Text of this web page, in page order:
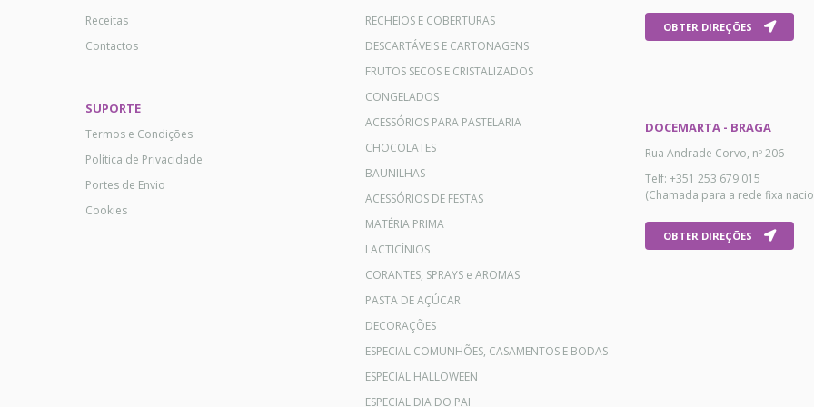
Receitas
Contactos
SUPORTE
Termos e Condições
Política de Privacidade
Portes de Envio
Cookies
RECHEIOS E COBERTURAS
DESCARTÁVEIS E CARTONAGENS
FRUTOS SECOS E CRISTALIZADOS
CONGELADOS
ACESSÓRIOS PARA PASTELARIA
CHOCOLATES
BAUNILHAS
ACESSÓRIOS DE FESTAS
MATÉRIA PRIMA
LACTICÍNIOS
CORANTES, SPRAYS e AROMAS
PASTA DE AÇÚCAR
DECORAÇÕES
ESPECIAL COMUNHÕES, CASAMENTOS E BODAS
ESPECIAL HALLOWEEN
ESPECIAL DIA DO PAI
OBTER DIREÇÕES
DOCEMARTA - BRAGA
Rua Andrade Corvo, nº 206
Telf: +351 253 679 015
(Chamada para a rede fixa
OBTER DIREÇÕES